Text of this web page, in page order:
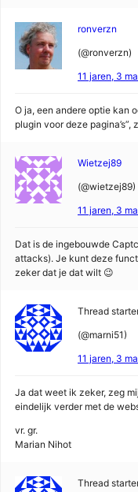
ronverzn
(@ronverzn)
11 jaren, 3
O ja, een andere optie kan
plugin voor deze
Wietzej89
(@wietzej89)
11 jaren, 3
Dat is de ingebouwde
attacks). Je kunt deze
zeker dat je dat wilt 😉
Thread
(@marni51)
11 jaren, 3
Ja dat weet ik zeker, zeg
eindelijk verder met de
vr. gr.
Marian Nihot
Thread